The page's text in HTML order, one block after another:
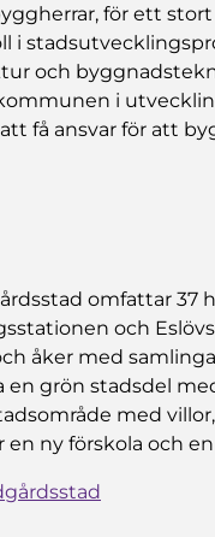
för ett
i
och
i
få ansvar för att
omfattar 37
och
åker med
grön stadsdel
med
en ny förskola och